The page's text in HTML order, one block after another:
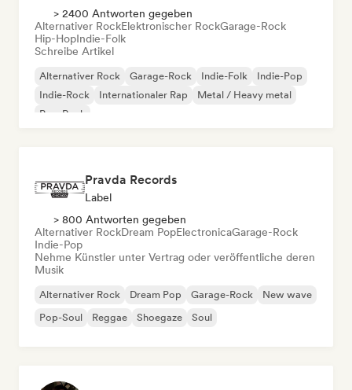
> 2400 Antworten gegeben
Alternativer RockElektronischer RockGarage-Rock
Hip-HopIndie-Folk
Schreibe Artikel
Alternativer Rock Garage-Rock Indie-Folk
Indie-Pop
Indie-Rock
Internationaler Rap
Metal / Heavy metal
Pop-Rock
Pravda Records
Label
> 800 Antworten gegeben
Alternativer RockDream PopElectronicaGarage-Rock
Indie-Pop
Nehme Künstler unter Vertrag oder veröffentliche deren
Musik
Alternativer Rock Dream Pop Garage-Rock
New wave
Pop-Soul
Reggae Shoegaze Soul